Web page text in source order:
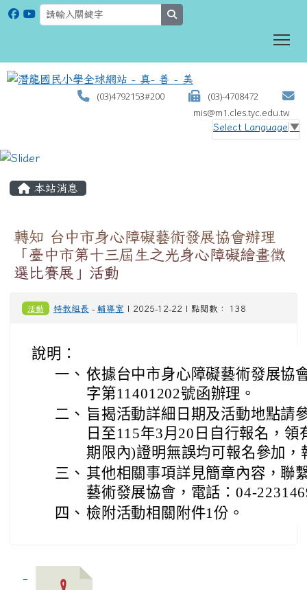
(03)4792153#200
(03)-4708472
mis@m1.cles.tyc.edu.tw
Select Language ▼
本站消息
轉知 台中市身心障礙藝術發展協會辦理
「臺中市第十三屆生之光身心障礙繪畫徵
選比賽展」活動
活動 特教組長 - 輔導室 | 2025-12-22 | 點閱數： 138
說明：
一、 依據台中市身心障礙藝術發展協
字第11401202號函辦理。
二、 旨揭活動詳細日期及活動地點請
日至115年3月20日自行報名，
期限內)證明無誤均可報名參加，
三、 其他相關事項詳見簡章內容，聯
藝術發展協會，電話：04-
四、 檢附活動相關附件1份。